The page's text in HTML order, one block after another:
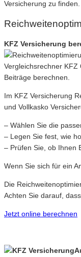
Versicherung zu finden.
KFZ Versicherung
Vergleichsrechner
Beiträge berechnen.
Im KFZ Versicherung
und Vollkasko
– Wählen Sie die
– Legen Sie fest, wie
– Prüfen Sie, ob Ihnen
Wenn Sie sich für ein
Die
Achten Sie darauf,
Jetzt online berechnen